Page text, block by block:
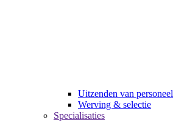
Uitzenden van personeel
Werving & selectie
Specialisaties